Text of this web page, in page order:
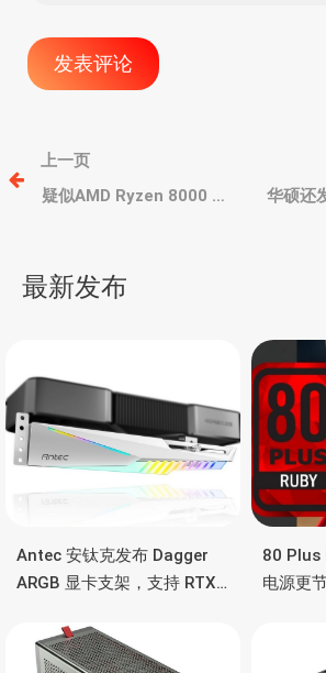
文
章
航
上一页
疑似AMD Ryzen 8000 新
华硕还
最新发布
Antec 安钛克发布 Dagger
ARGB 显卡支架，支持 RTX
彩灯效
80 Plus
电源更